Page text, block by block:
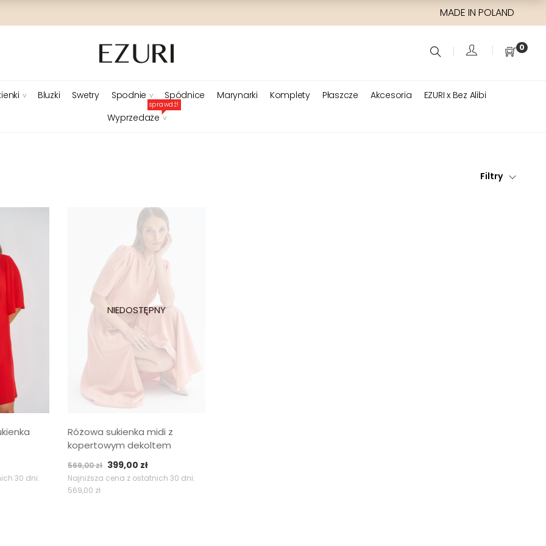
MADE IN POLAND
0
Bluzki Swetry Spodnie Spódnice Marynarki Komplety Płaszcze Akcesoria
EZURI x Bez Alibi
Wyprzedaże
sprawdź!
Filtry
30 dni:
Różowa sukienka midi z
kopertowym dekoltem
569,00zł Pierwotna
cena
399,00 złAktualna
cena
Najniższa cena z ostatnich 30 dni:
569,00 zł